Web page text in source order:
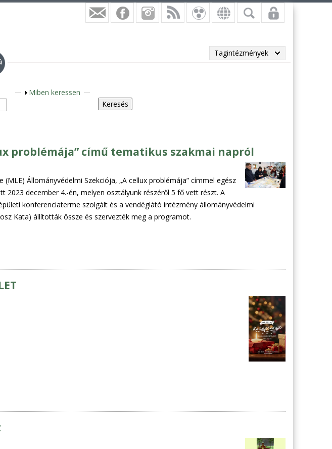
Tagintézmények
M
l
n
í
t
é
Miben keressen
problémája” című tematikus szakmai napról
(MLE) Állományvédelmi Szekciója, „A cellux problémája” címmel egész
2023 december 4.-én, melyen osztályunk részéről 5 fő vett részt. A
konferenciaterme szolgált és a vendéglátó intézmény állományvédelmi
Kata) állították össze és szervezték meg a programot.